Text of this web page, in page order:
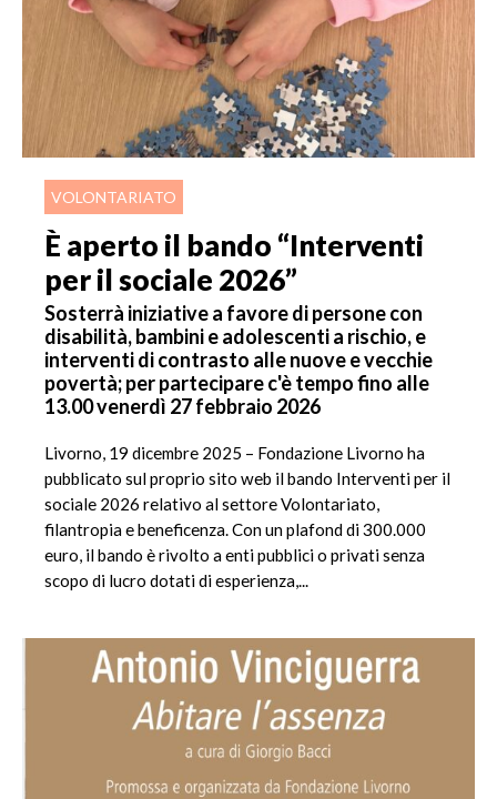
VOLONTARIATO
È aperto il bando “Interventi
per il sociale 2026”
Sosterrà iniziative a favore di persone con
disabilità, bambini e adolescenti a rischio, e
interventi di contrasto alle nuove e vecchie
povertà; per partecipare c'è tempo fino alle
13.00 venerdì 27 febbraio 2026
Livorno, 19 dicembre 2025 – Fondazione Livorno ha
pubblicato sul proprio sito web il bando Interventi per il
sociale 2026 relativo al settore Volontariato,
filantropia e beneficenza. Con un plafond di 300.000
euro, il bando è rivolto a enti pubblici o privati senza
scopo di lucro dotati di esperienza,...